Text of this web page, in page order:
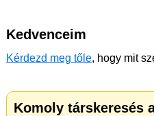
Kedvenceim
Kérdezd meg tőle, hogy mit
Komoly társkeresés